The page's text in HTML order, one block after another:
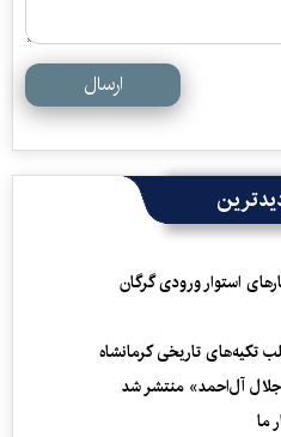
ارسال
استوار ورودی گرگان
تکیه‌های تاریخی کرمانشاه
آل‌احمد» منتشر شد
ما